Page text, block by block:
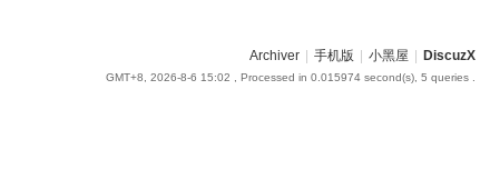
Archiver 手机版 小黑屋 DiscuzX
GMT+8, 2026-8-6 15:02 , Processed in 0.015974 second(s), 5 queries .